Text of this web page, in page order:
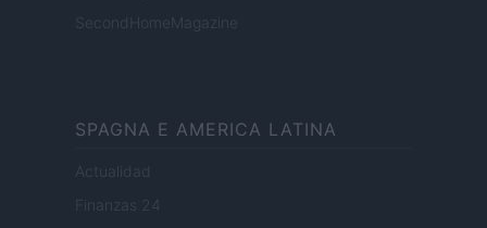
SecondHomeMagazine
SPAGNA E AMERICA LATINA
Actualidad
Finanzas 24